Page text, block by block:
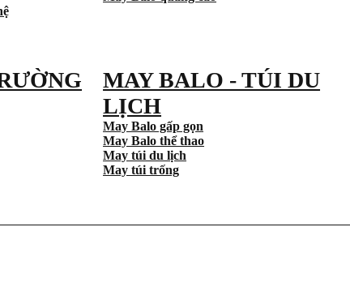
MAY BALO - TÚI DU
LỊCH
May Balo gấp gọn
May Balo thể thao
May túi du lịch
May túi trống